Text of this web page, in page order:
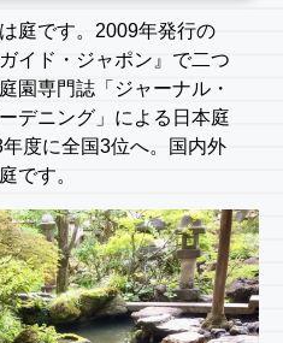
庭です。2009年発行の
イド・ジャポン』で二つ
園専門誌「ジャーナル・
デニング」による日本庭
度に全国3位へ。国内外
です。